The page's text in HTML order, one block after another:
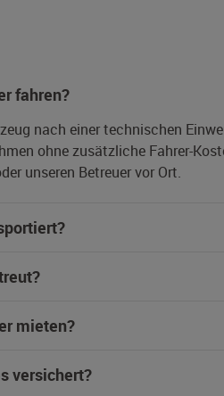
fahren?
nach einer technischen
ohne zusätzliche Fahrer-
unseren Betreuer vor Ort.
mieten?
versichert?